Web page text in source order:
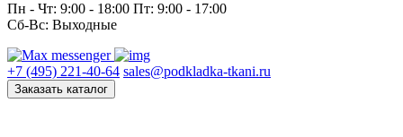
Пн - Чт: 9:00 - 18:00 Пт: 9:00 - 17:00
Сб-Вс: Выходные
+7 (495) 221-40-64 sales@podkladka-tkani.ru
Заказать каталог